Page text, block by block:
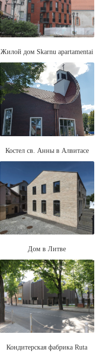
Жилой дом Skarnu apartamentai
Костел св. Анны в Алвитасе
Дом в Литве
Кондитерская фабрика Ruta